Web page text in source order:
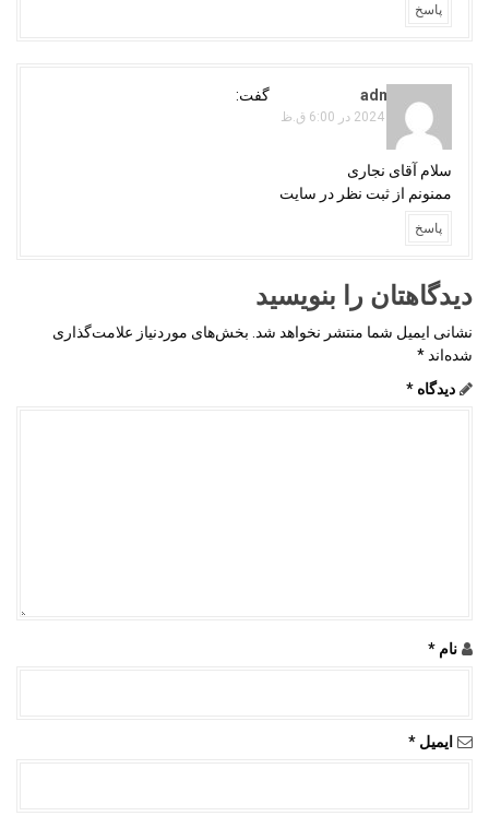
پاسخ
adminojaghi گفت:
سپتامبر 10, 2024 در 6:00 ق.ظ
سلام آقای نجاری
ممنونم از ثبت نظر در سایت
پاسخ
دیدگاهتان را بنویسید
نشانی ایمیل شما منتشر نخواهد شد. بخش‌های موردنیاز علامت‌گذاری
شده‌اند *
دیدگاه *
نام *
ایمیل *